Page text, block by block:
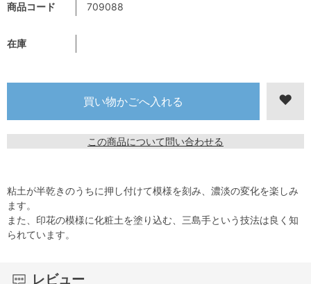
商品コード 709088
在庫
この商品について問い合わせる
粘土が半乾きのうちに押し付けて模様を刻み、濃淡の変化を楽しみ
ます。
また、印花の模様に化粧土を塗り込む、三島手という技法は良く知
られています。
レビュー